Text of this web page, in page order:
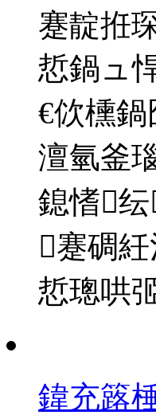
蹇靛拰
悊鍋ュ
€佽櫄
澶氫釜
鎴愭
蹇碉
悊璁哄
鍏充簬